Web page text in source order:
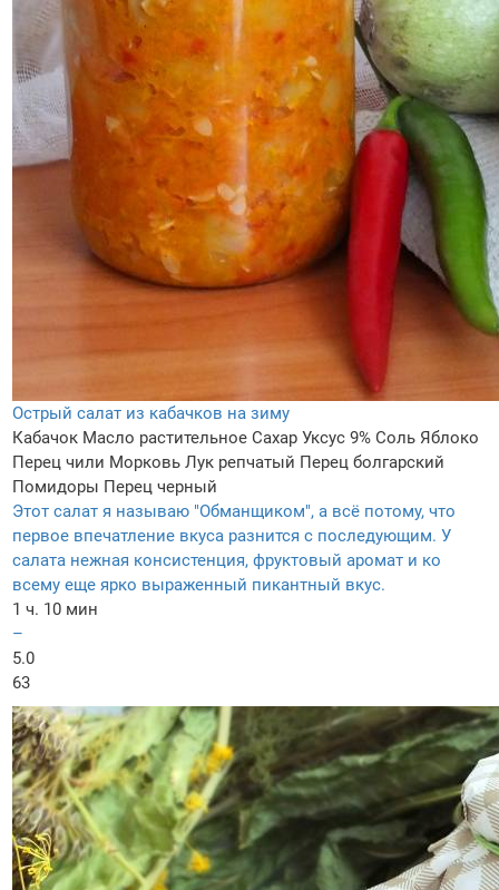
Острый салат из кабачков на зиму
Кабачок Масло растительное Сахар Уксус 9% Соль Яблоко
Перец чили Морковь Лук репчатый Перец болгарский
Помидоры Перец черный
Этот салат я называю "Обманщиком", а всё потому, что
первое впечатление вкуса разнится с последующим. У
салата нежная консистенция, фруктовый аромат и ко
всему еще ярко выраженный пикантный вкус.
1 ч. 10 мин
–
5.0
63